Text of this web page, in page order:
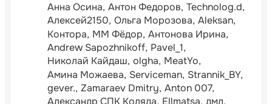
Анна Осина Антон Федоров Technolog.d
Алексей2150 Ольга Морозова Aleksan
Контора ММ Фёдор Антонова Ирина
Andrew Sapozhnikoff Pavel_1
Николай Кайдаш olgha MeatYo
Амина Можаева Serviceman Strannik_BY
gever. Zamaraev Dmitry Anton 007
Александр СПК Коляда Ellmatsa дмл